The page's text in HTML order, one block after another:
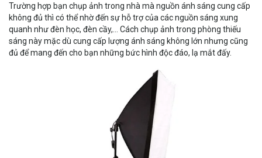
Trường hợp bạn chụp ảnh trong nhà mà nguồn ánh sáng cung cấp
không đủ thì có thể nhờ đến sự hỗ trợ của các nguồn sáng xung
quanh như đèn học, đèn cầy,… Cách chụp ảnh trong phòng thiếu
sáng này mặc dù cung cấp lượng ánh sáng không lớn nhưng cũng
đủ để mang đến cho bạn những bức hình độc đáo, lạ mắt đấy.